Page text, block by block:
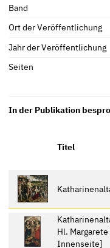
Band
Ort der Veröffentlichung
Jahr der Veröffentlichung
Seiten
In der Publikation
Titel
Hl.
Innenseite]